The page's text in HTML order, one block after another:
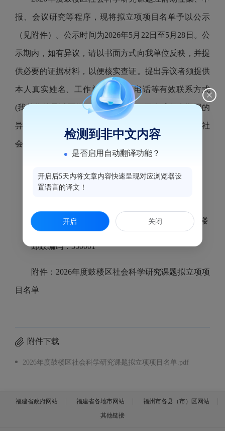
报、会议研究等程序，现将拟立项项目名单予以公示
（见附件）。公示时间为2026年5月22日至5月28日。公
示期内，如有异议，请以书面方式向我单位反映，并提
供必要的证据材料，以便核实查证。提出异议者须提供
本人真实姓名、工作单位、联系电话等有效联系方式
(我单位将予以严格保密)，凡匿名、冒名或超出期限的
异议不予受理。课题项目管理相关事项参照《福州市社
会科学规划项目管理办法》，一事一议执行。
通讯地址：鼓楼区津泰路98号鼓楼区委综合楼十楼
邮政编码：350001
附件：2026年度鼓楼区社会科学研究课题拟立项项
目名单
附件下载
2026年度鼓楼区社会科学研究课题拟立项项目名单.pdf
福建省政府网站 福建省各地市网站
福州市各县（市）区网站
其他链接
检测到非中文内容
是否启用自动翻译功能？
开启后5天内将文章内容快速呈现对应浏览器设
置语言的译文！
开启 关闭